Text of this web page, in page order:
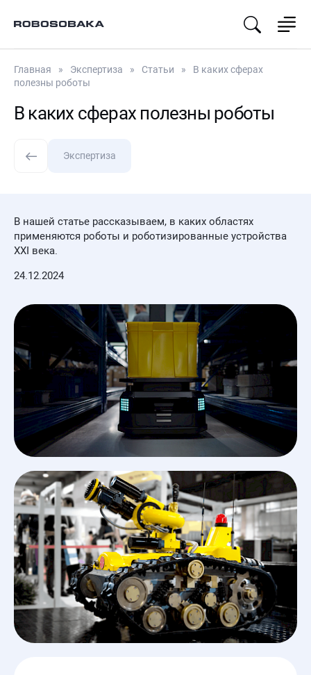
Главная Экспертиза Статьи
В каких сферах
полезны роботы
В каких сферах полезны роботы
Экспертиза
В нашей статье рассказываем, в каких областях
применяются роботы и роботизированные устройства
XXI века.
24.12.2024
Go2 Edu
Plus
Lite3
Deep
Deep
Robotics
Petoi
Petoi
Kit
Petoi
Bittle X